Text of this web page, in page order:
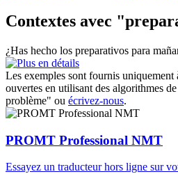
Contextes avec
¿Has hecho los preparativos para
Les exemples sont fournis
ouvertes en utilisant des algorithmes
problème" ou écrivez-nous.
PROMT Professional NMT
Essayez un traducteur hors ligne sur